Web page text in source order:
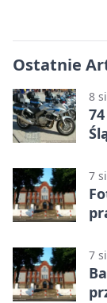
Ostatnie
8
7
7